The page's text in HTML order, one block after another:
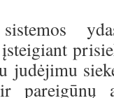
judėjimu